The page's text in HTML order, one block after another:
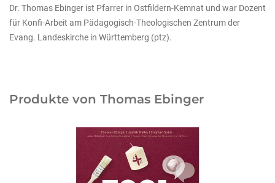
Dr. Thomas Ebinger ist Pfarrer in Ostfildern-Kemnat und war Dozent
für Konfi-Arbeit am Pädagogisch-Theologischen Zentrum der
Evang. Landeskirche in Württemberg (ptz).
Produkte von Thomas Ebinger